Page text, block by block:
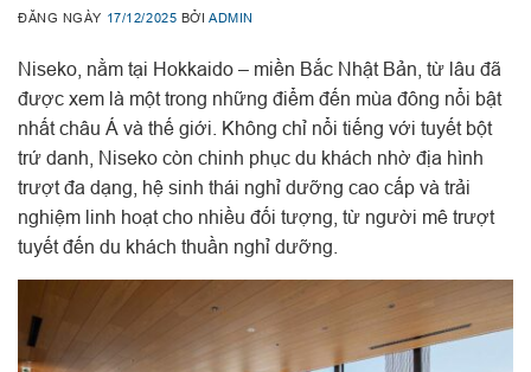
ĐĂNG NGÀY 17/12/2025 BỞIADMIN
Niseko, nằm tại Hokkaido – miền Bắc Nhật Bản, từ lâu đã
được xem là một trong những điểm đến mùa đông nổi bật
nhất châu Á và thế giới. Không chỉ nổi tiếng với tuyết bột
trứ danh, Niseko còn chinh phục du khách nhờ địa hình
trượt đa dạng, hệ sinh thái nghỉ dưỡng cao cấp và trải
nghiệm linh hoạt cho nhiều đối tượng, từ người mê trượt
tuyết đến du khách thuần nghỉ dưỡng.